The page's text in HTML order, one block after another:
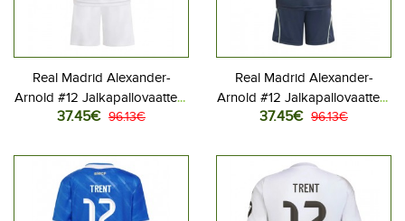
Real Madrid Alexander-
Arnold #12 Jalkapallovaatteet
Lasten Kotipeliasu 2025-26
housut)
37.45€ 96.13€
Real Madrid Alexander-
Arnold #12 Jalkapallovaatteet
Lasten Vieraspeliasu 2025-
housut)
37.45€ 96.13€